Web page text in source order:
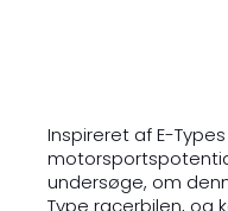
Inspireret af E-
undersøge, om
Type racerbilen, og